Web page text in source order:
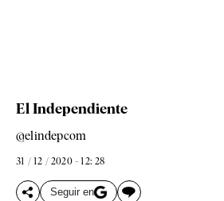
El Independiente
@elindepcom
31 / 12 / 2020 - 12: 28
Seguir en